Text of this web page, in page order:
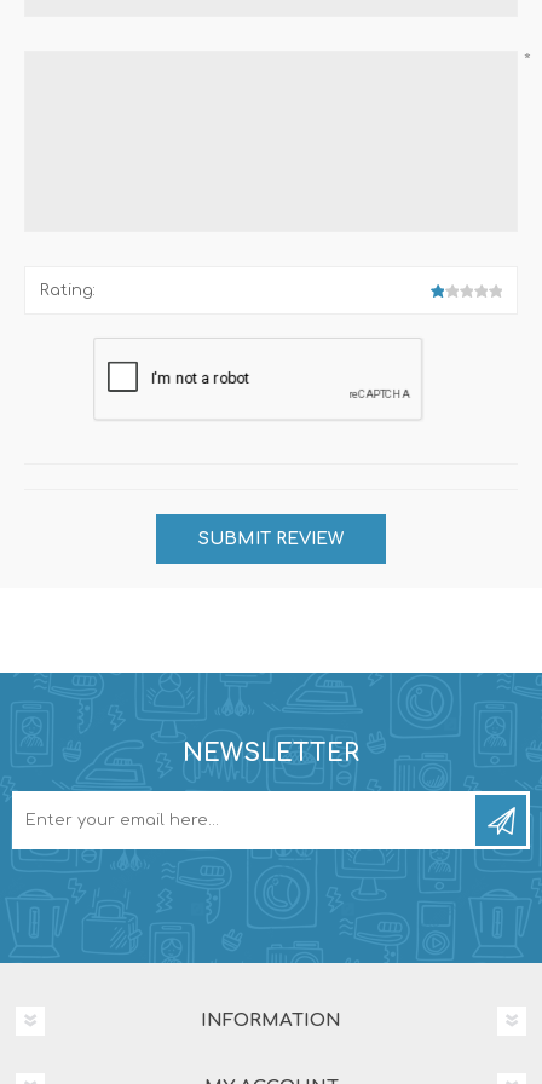
*
Rating:
NEWSLETTER
INFORMATION